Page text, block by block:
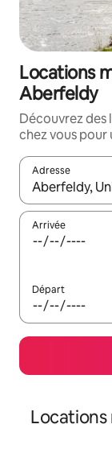
Locations
Aberfeldy
Découvrez des
chez vous pour
Adresse
Lorsque les
Arrivée
Départ